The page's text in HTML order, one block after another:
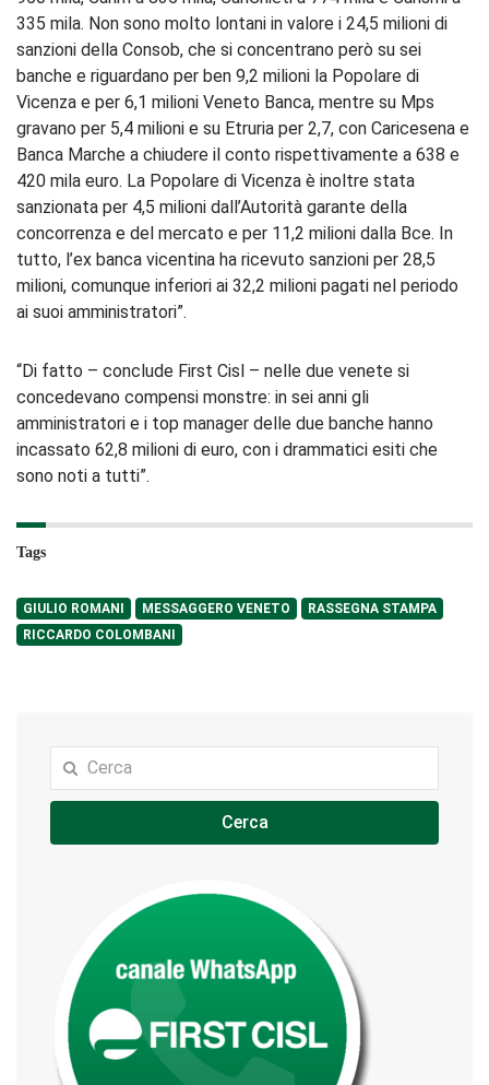
335 mila. Non sono molto lontani in valore i 24,5 milioni di
sanzioni della Consob, che si concentrano però su sei
banche e riguardano per ben 9,2 milioni la Popolare di
Vicenza e per 6,1 milioni Veneto Banca, mentre su Mps
gravano per 5,4 milioni e su Etruria per 2,7, con Caricesena e
Banca Marche a chiudere il conto rispettivamente a 638 e
420 mila euro. La Popolare di Vicenza è inoltre stata
sanzionata per 4,5 milioni dall’Autorità garante della
concorrenza e del mercato e per 11,2 milioni dalla Bce. In
tutto, l’ex banca vicentina ha ricevuto sanzioni per 28,5
milioni, comunque inferiori ai 32,2 milioni pagati nel periodo
ai suoi amministratori”.
“Di fatto – conclude First Cisl – nelle due venete si
concedevano compensi monstre: in sei anni gli
amministratori e i top manager delle due banche hanno
incassato 62,8 milioni di euro, con i drammatici esiti che
sono noti a tutti”.
Tags
GIULIO ROMANI MESSAGGERO VENETO
RASSEGNA STAMPA
RICCARDO COLOMBANI
Cerca